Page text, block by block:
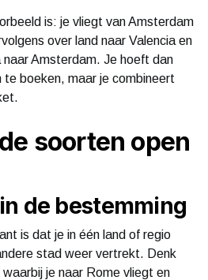
is: je vliegt van Amsterdam
over land naar Valencia en
Amsterdam. Je hoeft dan
te boeken, maar je combineert
soorten open
de bestemming
is dat je in één land of regio
stad weer vertrekt. Denk
je naar Rome vliegt en